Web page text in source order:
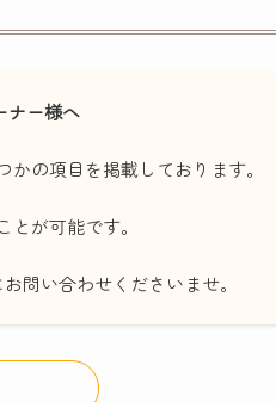
ナー様へ
の項目を掲載しております。
が可能です。
問い合わせくださいませ。